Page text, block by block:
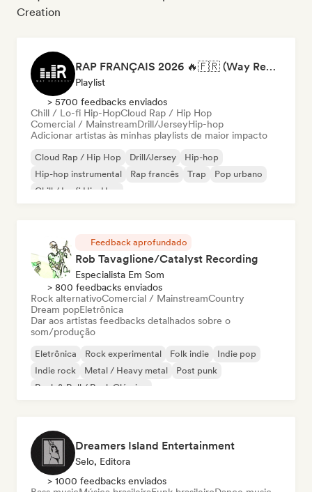
Creation
RAP FRANÇAIS 2026 🔥🇫🇷 (Way Records)
Playlist
> 5700 feedbacks enviados
Chill / Lo-fi Hip-HopCloud Rap / Hip Hop
Comercial / MainstreamDrill/JerseyHip-hop
Adicionar artistas às minhas playlists de maior impacto
Cloud Rap / Hip Hop Drill/Jersey
Hip-hop
Hip-hop instrumental
Rap francês Trap
Pop urbano
Chill / Lo-fi Hip-Hop
Feedback aprofundado
Rob Tavaglione/Catalyst Recording
Especialista Em Som
> 800 feedbacks enviados
Rock alternativoComercial / MainstreamCountry
Dream popEletrônica
Dar aos artistas feedbacks detalhados sobre o
som/produção
Eletrônica Rock experimental Folk indie
Indie pop
Indie rock
Metal / Heavy metal
Post punk
Rock & Roll / Rock Clássico
Dreamers Island Entertainment
Selo, Editora
> 1000 feedbacks enviados